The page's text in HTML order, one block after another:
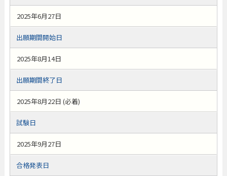
2025年6月27日
出願期間開始日
2025年8月14日
出願期間終了日
2025年8月22日 (必着)
試験日
2025年9月27日
合格発表日